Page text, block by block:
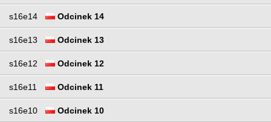
s16e14 Odcinek 14
s16e13 Odcinek 13
s16e12 Odcinek 12
s16e11 Odcinek 11
s16e10 Odcinek 10